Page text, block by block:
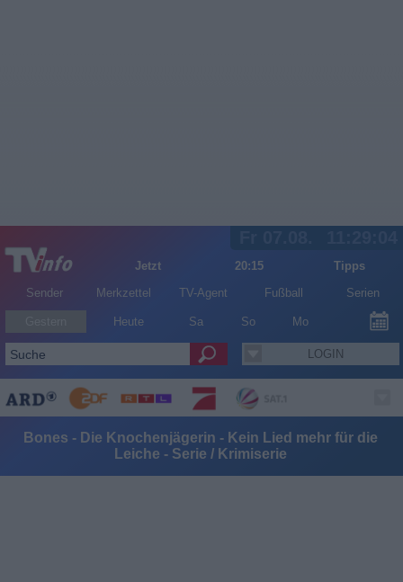
Jetzt 20:15
Tipps
Sender
Merkzettel TV-Agent Fußball Serien
Heute Sa So Mo
LOGIN
Bones - Die Knochenjägerin - Kein Lied mehr für die
Leiche - Serie / Krimiserie